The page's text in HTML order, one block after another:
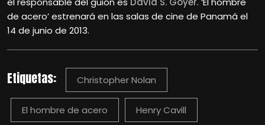
de acero’ estrenará en las salas de cine de Panamá el
14 de junio de 2013.
Etiquetas: Christopher Nolan
El hombre de acero Henry Cavill